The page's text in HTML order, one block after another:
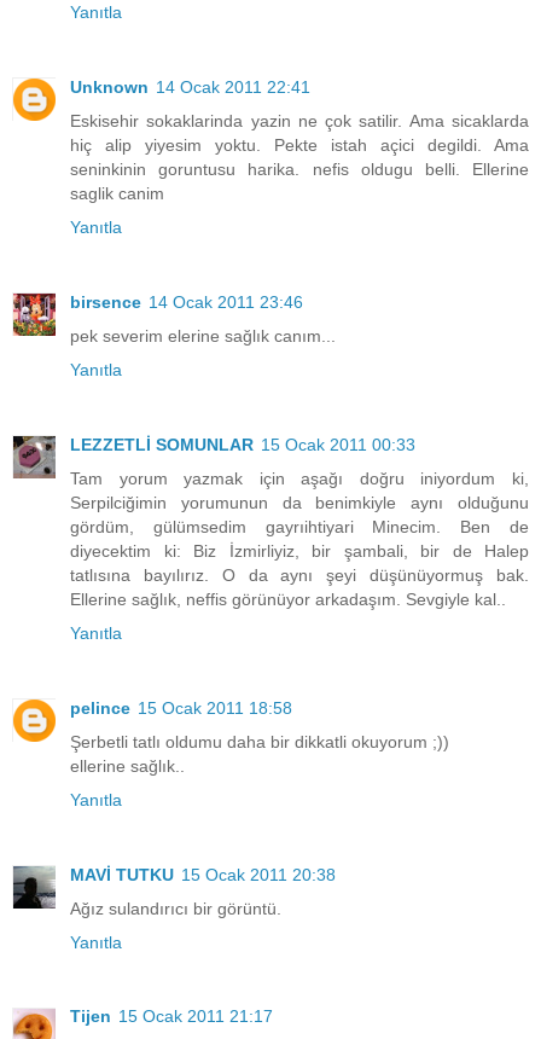
Yanıtla
Unknown 14 Ocak 2011 22:41
Eskisehir sokaklarinda yazin ne çok satilir. Ama sicaklarda
hiç alip yiyesim yoktu. Pekte istah açici degildi. Ama
seninkinin goruntusu harika. nefis oldugu belli. Ellerine
saglik canim
Yanıtla
birsence 14 Ocak 2011 23:46
pek severim elerine sağlık canım...
Yanıtla
LEZZETLİ SOMUNLAR 15 Ocak 2011 00:33
Tam yorum yazmak için aşağı doğru iniyordum ki,
Serpilciğimin yorumunun da benimkiyle aynı olduğunu
gördüm, gülümsedim gayrıihtiyari Minecim. Ben de
diyecektim ki: Biz İzmirliyiz, bir şambali, bir de Halep
tatlısına bayılırız. O da aynı şeyi düşünüyormuş bak.
Ellerine sağlık, neffis görünüyor arkadaşım. Sevgiyle kal..
Yanıtla
pelince 15 Ocak 2011 18:58
Şerbetli tatlı oldumu daha bir dikkatli okuyorum ;))
ellerine sağlık..
Yanıtla
MAVİ TUTKU 15 Ocak 2011 20:38
Ağız sulandırıcı bir görüntü.
Yanıtla
Tijen 15 Ocak 2011 21:17